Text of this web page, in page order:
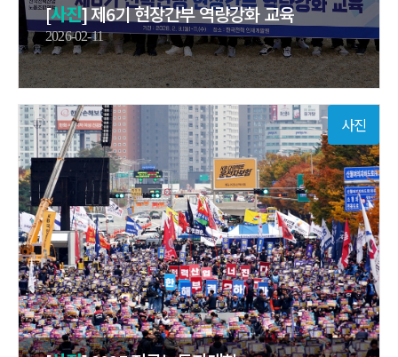
[사진] 제6기 현장간부 역량강화 교육
2026-02-11
사진